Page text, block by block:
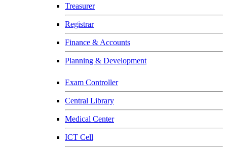
Treasurer
Registrar
Finance & Accounts
Planning & Development
Exam Controller
Central Library
Medical Center
ICT Cell